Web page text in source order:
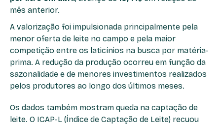
mês anterior.
A valorização foi impulsionada principalmente pela
menor oferta de leite no campo e pela maior
competição entre os laticínios na busca por matéria-
prima. A redução da produção ocorreu em função da
sazonalidade e de menores investimentos realizados
pelos produtores ao longo dos últimos meses.
Os dados também mostram queda na captação de
leite. O ICAP-L (Índice de Captação de Leite) recuou